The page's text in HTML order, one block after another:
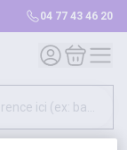
04 77 43 46 20
Mon compte
Mon